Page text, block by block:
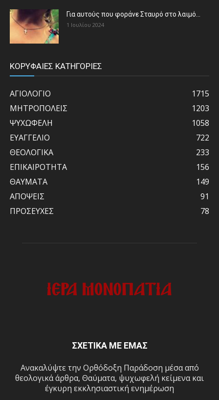
Για αυτούς που φοράνε Σταυρό στο λαιμό…
1 Ιουλίου 2024
ΚΟΡΥΦΑΙΕΣ ΚΑΤΗΓΟΡΙΕΣ
ΑΓΙΟΛΟΓΙΟ
1715
ΜΗΤΡΟΠΟΛΕΙΣ
1203
ΨΥΧΩΦΕΛΗ
1058
ΕΥΑΓΓΕΛΙΟ
722
ΘΕΟΛΟΓΙΚΑ
233
ΕΠΙΚΑΙΡΟΤΗΤΑ
156
ΘΑΥΜΑΤΑ
149
ΑΠΟΨΕΙΣ
91
ΠΡΟΣΕΥΧΕΣ
78
ΣΧΕΤΙΚΑ ΜΕ ΕΜΑΣ
Ανακαλύψτε την Ορθόδοξη Παράδοση μέσα από
θεολογικά άρθρα, Θαύματα, ψυχωφελή κείμενα και
έγκυρη εκκλησιαστική ενημέρωση